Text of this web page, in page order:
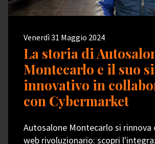
Venerdì 31 Maggio 2024
La storia di
Montecarlo e il suo
innovativo in
con Cybermarket
Autosalone Montecarlo si rinnova
web rivoluzionario: scopri